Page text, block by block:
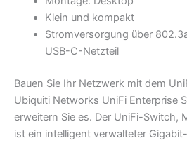
Klein und kompakt
Stromversorgung über
USB-C-Netzteil
Bauen Sie Ihr Netzwerk mit dem
Ubiquiti Networks UniFi Enterprise
erweitern Sie es. Der UniFi-Switch,
ist ein intelligent verwalteter